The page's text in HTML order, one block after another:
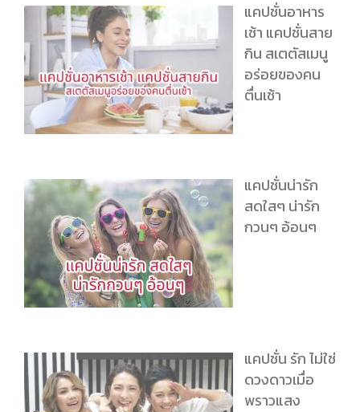
แคปชั่นอาหาร
เช้า แคปชั่นสาย
กิน สเตตัสเมนู
อร่อยของคน
ตื่นเช้า
แคปชั่นน่ารัก
สดใสๆ น่ารัก
กวนๆ อ้อนๆ
แคปชั่น รัก ไม่ใช่
ดวงดาวเมื่อ
พราวแสง